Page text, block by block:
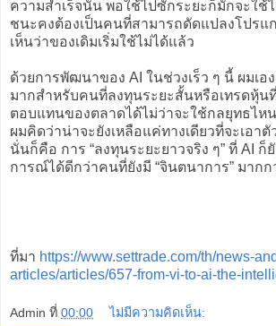
ความสำเร็จนั้น พอใช้ไปซักระยะก็มักจะใช้
ชนะคงต้องเป็นคนที่สามารถดัดแปลงโปรแก
เห็นว่าของเดิมเริ่มใช้ไม่ได้แล้ว
ด้วยการพัฒนาของ AI ในช่วงเร็ว ๆ นี้ ผมเอ
มากสำหรับคนที่ลงทุนระยะสั้นหรือเทรดหุ้น
ตอบแทนของตลาดได้ไม่ว่าจะใช้กลยุทธไห
ผมคิดว่าน่าจะยังเหลือแค่ทางเดียวที่จะเอา
นั่นก็คือ การ “ลงทุนระยะยาวจริง ๆ” ที่ AI ก็
การณ์ได้ดีกว่าคนที่ยังมี “จินตนาการ” มากก
ที่มา https://www.settrade.com/th/news-
articles/articles/657-from-vi-to-ai-the-
Admin ที่ 00:00 ไม่มีความคิดเห็น: